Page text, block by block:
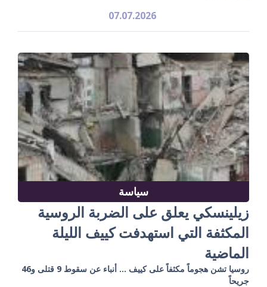
07.07.2026
سياسة
زيلينسكي يعلق على الضربة الروسية
المكثفة التي استهدفت كييف الليلة
الماضية
روسيا تشن هجوماً مكثفاً على كييف ... أنباء عن سقوط 9 قتلى و46
جريحاً